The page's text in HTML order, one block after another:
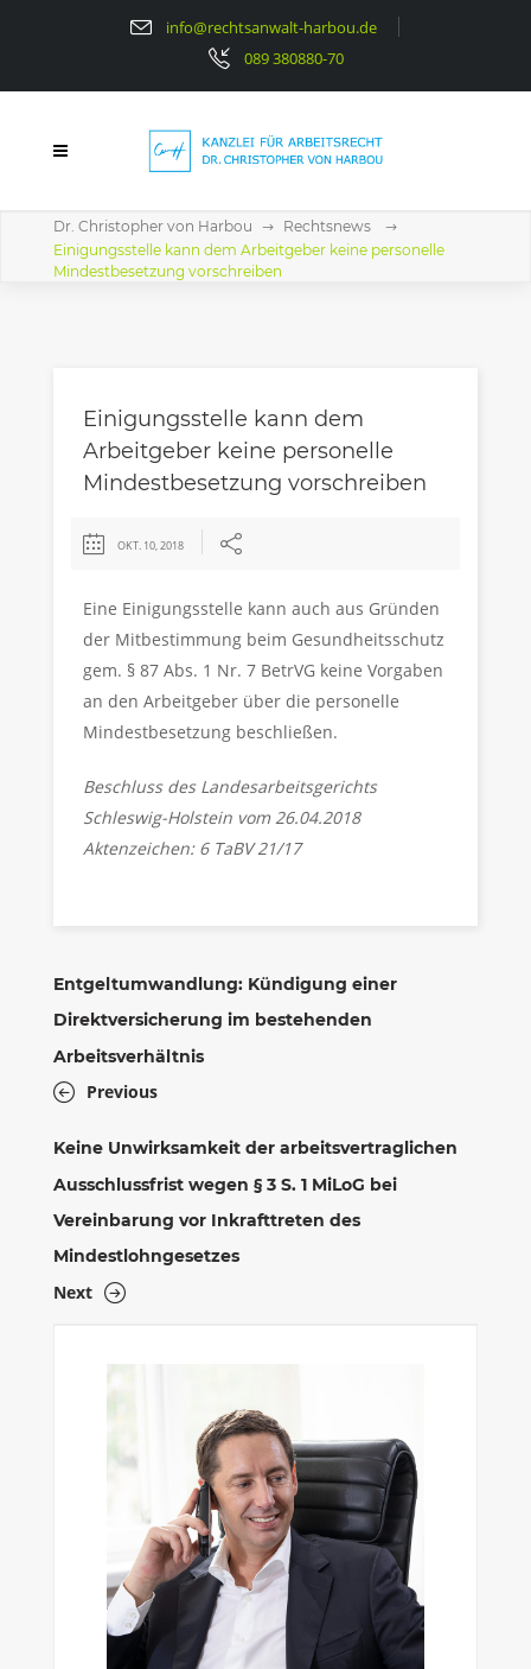
info@rechtsanwalt-harbou.de
089 380880-70
Dr. Christopher von Harbou
Rechtsnews
Einigungsstelle kann dem Arbeitgeber keine personelle
Mindestbesetzung vorschreiben
Einigungsstelle kann dem
Arbeitgeber keine personelle
Mindestbesetzung vorschreiben
OKT. 10, 2018
Eine Einigungsstelle kann auch aus Gründen
der Mitbestimmung beim Gesundheitsschutz
gem. § 87 Abs. 1 Nr. 7 BetrVG keine Vorgaben
an den Arbeitgeber über die personelle
Mindestbesetzung beschließen.
Beschluss des Landesarbeitsgerichts
Schleswig-Holstein vom 26.04.2018
Aktenzeichen: 6 TaBV 21/17
Entgeltumwandlung: Kündigung einer
Direktversicherung im bestehenden
Arbeitsverhältnis
Previous
Keine Unwirksamkeit der arbeitsvertraglichen
Ausschlussfrist wegen § 3 S. 1 MiLoG bei
Vereinbarung vor Inkrafttreten des
Mindestlohngesetzes
Next